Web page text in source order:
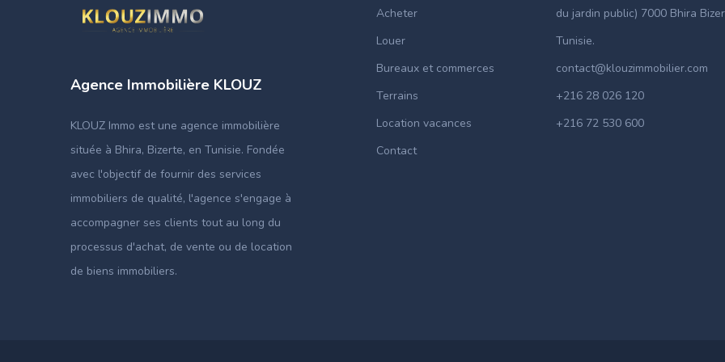
Agence Immobilière KLOUZ
KLOUZ Immo est une agence immobilière
située à Bhira, Bizerte, en Tunisie. Fondée
avec l'objectif de fournir des services
immobiliers de qualité, l'agence s'engage à
accompagner ses clients tout au long du
processus d'achat, de vente ou de location
de biens immobiliers.
Acheter
Louer
Bureaux et commerces
Terrains
Location vacances
Contact
du jardin public) 7000 Bhira
Tunisie.
contact@klouzimmobilier.com
+216 28 026 120
+216 72 530 600